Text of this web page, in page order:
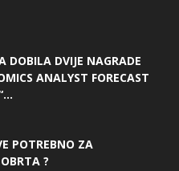
DOBILA DVIJE NAGRADE
ANALYST FORECAST
POTREBNO ZA
?